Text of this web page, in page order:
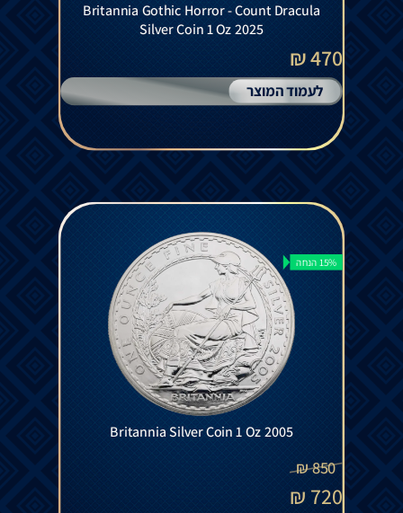
Britannia Gothic Horror - Count Dracula
Silver Coin 1 Oz 2025
470 ₪
לעמוד המוצר
15% הנחה
Britannia Silver Coin 1 Oz 2005
850
₪
720
₪